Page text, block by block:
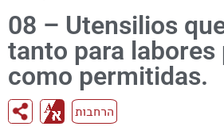
08 – Utensilios
tanto para labores
como permitidas.
הרחבות